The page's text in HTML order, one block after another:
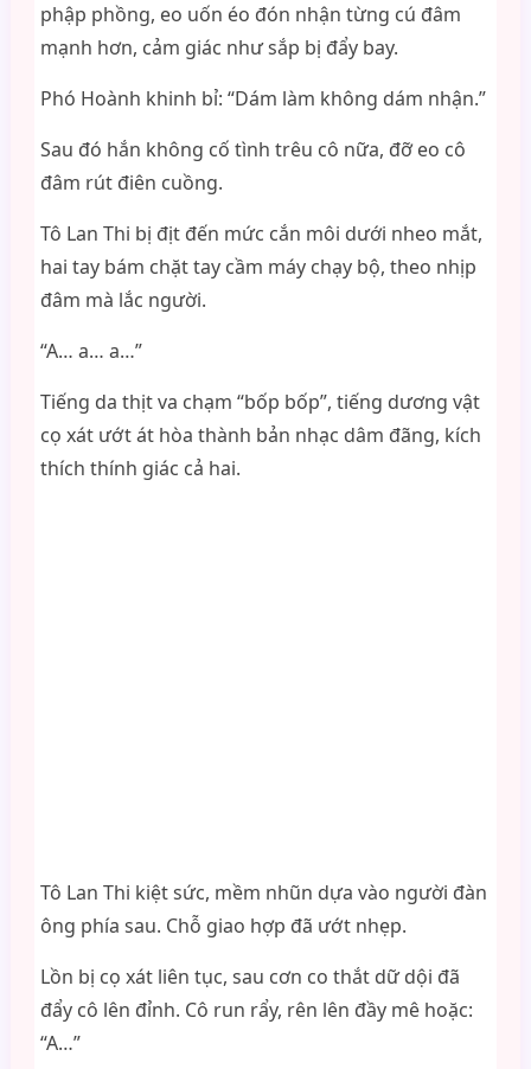
phập phồng, eo uốn éo đón nhận từng cú đâm
mạnh hơn, cảm giác như sắp bị đẩy bay.
Phó Hoành khinh bỉ: “Dám làm không dám nhận.”
Sau đó hắn không cố tình trêu cô nữa, đỡ eo cô
đâm rút điên cuồng.
Tô Lan Thi bị địt đến mức cắn môi dưới nheo mắt,
hai tay bám chặt tay cầm máy chạy bộ, theo nhịp
đâm mà lắc người.
“A… a… a…”
Tiếng da thịt va chạm “bốp bốp”, tiếng dương vật
cọ xát ướt át hòa thành bản nhạc dâm đãng, kích
thích thính giác cả hai.
Tô Lan Thi kiệt sức, mềm nhũn dựa vào người đàn
ông phía sau. Chỗ giao hợp đã ướt nhẹp.
Lồn bị cọ xát liên tục, sau cơn co thắt dữ dội đã
đẩy cô lên đỉnh. Cô run rẩy, rên lên đầy mê hoặc:
“A…”